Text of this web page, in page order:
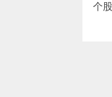
个